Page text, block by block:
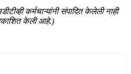
कर्मचाऱ्यांनी संपादित केलेली नाही
केली आहे.)